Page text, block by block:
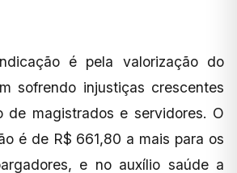
é pela valorização do
sofrendo injustiças crescentes
de magistrados e servidores. O
é de R$ 661,80 a mais para os
e no auxílio saúde a